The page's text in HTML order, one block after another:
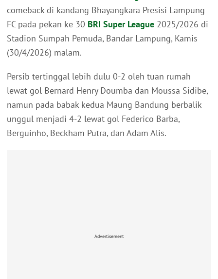
comeback di kandang Bhayangkara Presisi Lampung
FC pada pekan ke 30 BRI Super League 2025/2026 di
Stadion Sumpah Pemuda, Bandar Lampung, Kamis
(30/4/2026) malam.
Persib tertinggal lebih dulu 0-2 oleh tuan rumah
lewat gol Bernard Henry Doumba dan Moussa Sidibe,
namun pada babak kedua Maung Bandung berbalik
unggul menjadi 4-2 lewat gol Federico Barba,
Berguinho, Beckham Putra, dan Adam Alis.
Advertisement